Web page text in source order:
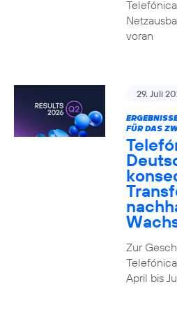
voran
29. Juli
FÜR DAS
Zur
April bis